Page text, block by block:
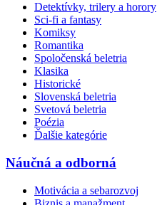
Detektívky, trilery a horory
Sci-fi a fantasy
Komiksy
Romantika
Spoločenská beletria
Klasika
Historické
Slovenská beletria
Svetová beletria
Poézia
Ďalšie kategórie
Náučná a odborná
Motivácia a sebarozvoj